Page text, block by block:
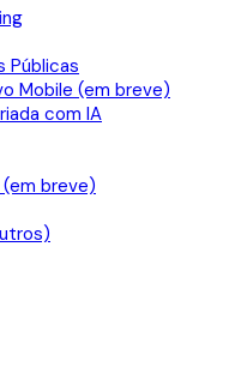
Públicas
Mobile (em breve)
com IA
breve)